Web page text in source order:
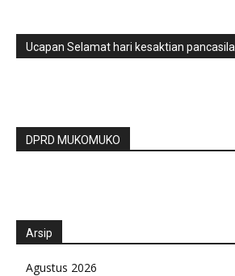
Ucapan Selamat hari kesaktian pancasila
DPRD MUKOMUKO
Arsip
Agustus 2026